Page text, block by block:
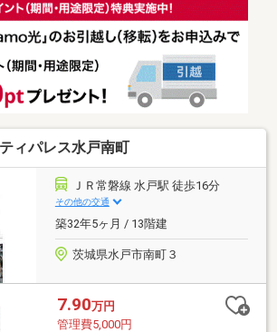
ィパレス水戸南町
ＪＲ常磐線 水戸駅 徒歩16分
その他の交通
築32年5ヶ月 / 13階建
茨城県水戸市南町３
7.90万円
管理費5,000円